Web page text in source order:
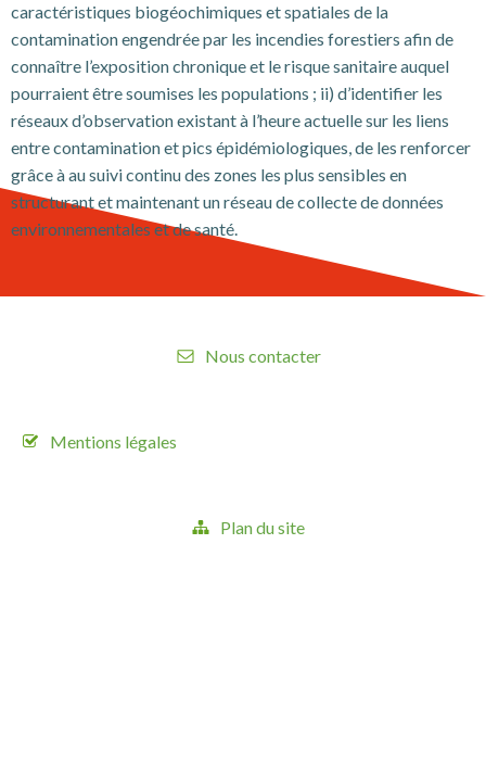
caractéristiques biogéochimiques et spatiales de la
contamination engendrée par les incendies forestiers afin de
connaître l’exposition chronique et le risque sanitaire auquel
pourraient être soumises les populations ; ii) d’identifier les
réseaux d’observation existant à l’heure actuelle sur les liens
entre contamination et pics épidémiologiques, de les renforcer
grâce à au suivi continu des zones les plus sensibles en
structurant et maintenant un réseau de collecte de données
environnementales et de santé.
Nous contacter
Mentions légales
Plan du site